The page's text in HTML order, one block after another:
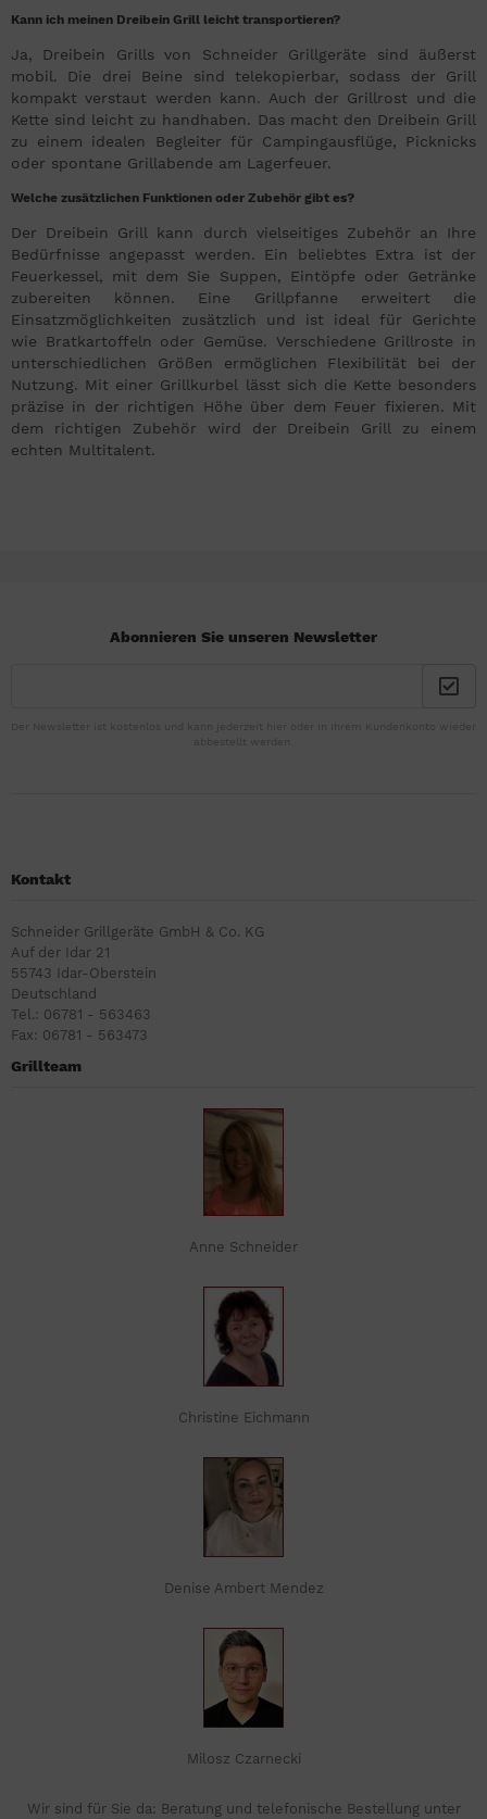
Kann ich meinen Dreibein Grill leicht transportieren?
Ja, Dreibein Grills von Schneider Grillgeräte sind äußerst
mobil. Die drei Beine sind telekopierbar, sodass der Grill
kompakt verstaut werden kann. Auch der Grillrost und die
Kette sind leicht zu handhaben. Das macht den Dreibein Grill
zu einem idealen Begleiter für Campingausflüge, Picknicks
oder spontane Grillabende am Lagerfeuer.
Welche zusätzlichen Funktionen oder Zubehör gibt es?
Der Dreibein Grill kann durch vielseitiges Zubehör an Ihre
Bedürfnisse angepasst werden. Ein beliebtes Extra ist der
Feuerkessel, mit dem Sie Suppen, Eintöpfe oder Getränke
zubereiten können. Eine Grillpfanne erweitert die
Einsatzmöglichkeiten zusätzlich und ist ideal für Gerichte
wie Bratkartoffeln oder Gemüse. Verschiedene Grillroste in
unterschiedlichen Größen ermöglichen Flexibilität bei der
Nutzung. Mit einer Grillkurbel lässt sich die Kette besonders
präzise in der richtigen Höhe über dem Feuer fixieren. Mit
dem richtigen Zubehör wird der Dreibein Grill zu einem
echten Multitalent.
Abonnieren Sie unseren Newsletter
Der Newsletter ist kostenlos und kann jederzeit hier oder in Ihrem Kundenkonto wieder
abbestellt werden.
Kontakt
Schneider Grillgeräte GmbH & Co. KG
Auf der Idar 21
55743 Idar-Oberstein
Deutschland
Tel.: 06781 - 563463
Fax: 06781 - 563473
Grillteam
Anne Schneider
Christine Eichmann
Denise Ambert Mendez
Milosz Czarnecki
Wir sind für Sie da: Beratung und telefonische Bestellung unter